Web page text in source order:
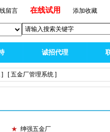
留言 在线试用 添加收藏
诚招代理
[ 五金厂管理系统 ]
★ 绅强五金厂